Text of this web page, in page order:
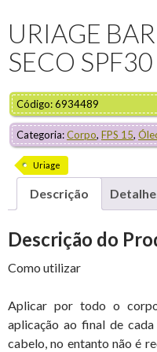
URIAGE
SECO
Código: 6934489
Categoria:Corpo, FPS 15,
Uriage
Descrição
Descrição do
Como utilizar
Aplicar por todo o
aplicação ao final de
cabelo, no entanto não é